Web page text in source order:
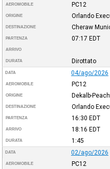
AEROMOBILE PC12
ORIGINE Orlando
DESTINAZIONE Cheraw
PARTENZA 07:17 EDT
ARRIVO
DURATA Dirottato
DATA 04/ago/2026
AEROMOBILE PC12
ORIGINE Dekalb-
DESTINAZIONE Orlando
PARTENZA 16:30 EDT
ARRIVO 18:16 EDT
DURATA 1:45
DATA 02/ago/2026
AEROMOBILE PC12